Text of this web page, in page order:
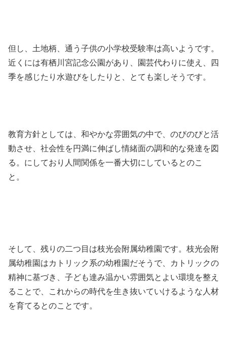
但し、土地柄、通う子供の小学校受験率は高いようです。
近くには有栖川宮記念公園があり、園芸代わりに使え、四
季を感じたり水遊びをしたりと、とても楽しそうです。
教育方針としては、和やかな雰囲気の中で、のびのびと活
動させ、社会性を円満に伸ばし情緒面の調和的な発達を図
る。にしており人間関係を一番大切にしているとのこ
と。
そして、残りの二つ目は枝光会附属幼稚園です。枝光会附
属幼稚園はカトリック系の幼稚園だそうで、カトリックの
精神に基づき、子ども達み温かい雰囲気とよい環境を整え
ることで、これからの時代を生き抜いていけるような人材
を育てるとのことです。